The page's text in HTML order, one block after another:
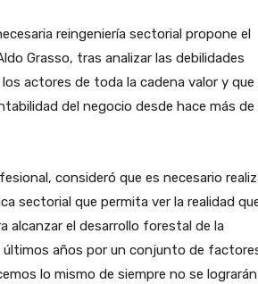
reingeniería sectorial propone el
Grasso, tras analizar las debilidades
actores de toda la cadena valor y que
del negocio desde hace más de
consideró que es necesario
sectorial que permita ver la realidad
alcanzar el desarrollo forestal de la
años por un conjunto de
lo mismo de siempre no se lograrán